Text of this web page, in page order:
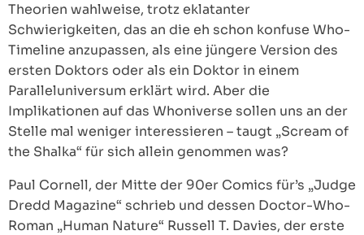
Theorien wahlweise, trotz eklatanter
Schwierigkeiten, das an die eh schon konfuse Who-
Timeline anzupassen, als eine jüngere Version des
ersten Doktors oder als ein Doktor in einem
Paralleluniversum erklärt wird. Aber die
Implikationen auf das Whoniverse sollen uns an der
Stelle mal weniger interessieren – taugt „Scream of
the Shalka“ für sich allein genommen was?
Paul Cornell, der Mitte der 90er Comics für’s „Judge
Dredd Magazine“ schrieb und dessen Doctor-Who-
Roman „Human Nature“ Russell T. Davies, der erste